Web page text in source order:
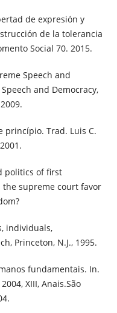
de expresión y
de la tolerancia
Social 70. 2015.
Speech and
and Democracy,
princípio. Trad. Luis C.
politics of first
supreme court favor
individuals,
Princeton, N.J., 1995.
fundamentais. In.
XIII, Anais.São